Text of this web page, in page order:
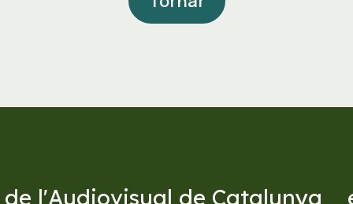
de l'Audiovisual de Catalunya